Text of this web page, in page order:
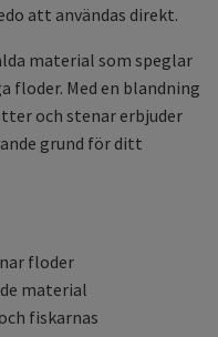
att användas direkt.
material som speglar
floder. Med en blandning
och stenar erbjuder
grund för ditt
floder
material
fiskarnas